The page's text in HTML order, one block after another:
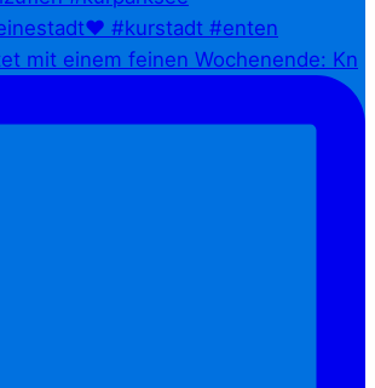
mit einem feinen Wochenende: Kn